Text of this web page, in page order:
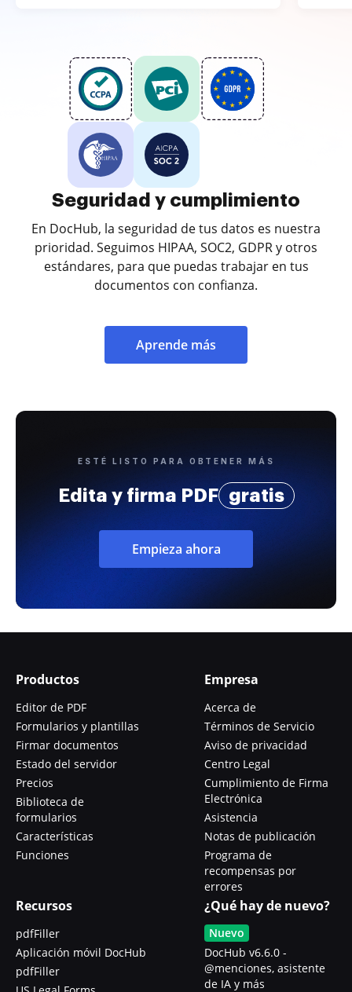
Seguridad y cumplimiento
En DocHub, la seguridad de tus datos es nuestra
prioridad. Seguimos HIPAA, SOC2, GDPR y otros
estándares, para que puedas trabajar en tus
documentos con confianza.
Aprende más
ESTÉ LISTO PARA OBTENER MÁS
Edita y firma PDF gratis
Empieza ahora
Productos
Editor de PDF
Formularios y plantillas
Firmar documentos
Estado del servidor
Precios
Biblioteca de
formularios
Características
Funciones
Empresa
Acerca de
Términos de Servicio
Aviso de privacidad
Centro Legal
Cumplimiento de Firma
Electrónica
Asistencia
Notas de publicación
Programa de
recompensas por
errores
Recursos
pdfFiller
Aplicación móvil DocHub
pdfFiller
¿Qué hay de nuevo?
Nuevo
DocHub v6.6.0 -
@menciones, asistente
de IA y más